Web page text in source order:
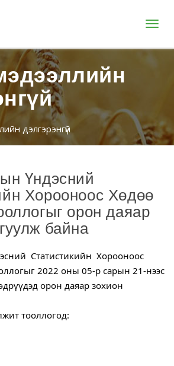
Цэс
дэлгэрэнгүй
Үндэсний
Хорооноос Хөдөө
орон даяар
байна
Статистикийн  Хорооноос
2022 оны 05-р сарын 21-нээс
орон даяар зохион
тооллогод: